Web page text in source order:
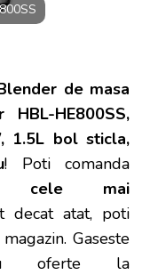
de masa
HBL-HE800SS,
1.5L bol sticla,
! Poti
comanda
cele mai
atat, poti
Gaseste
oferte la